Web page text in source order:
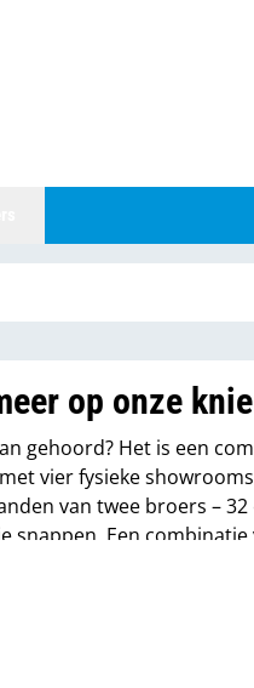
op onze
gehoord? Het is een
vier fysieke
van twee broers – 32
snappen. Een combinatie